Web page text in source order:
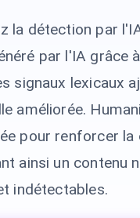
la détection par
par l'IA grâce
signaux lexicaux
améliorée.
pour renforcer
ainsi un contenu
indétectables.